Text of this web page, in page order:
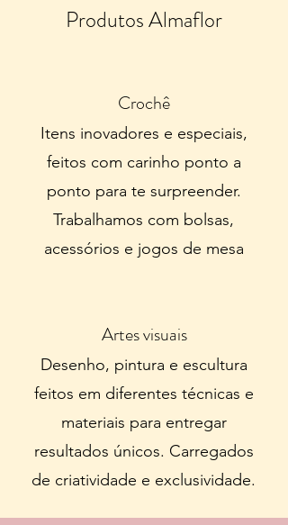
Produtos Almaflor
Crochê
Itens inovadores e especiais,
feitos com carinho ponto a
ponto para te surpreender.
Trabalhamos com bolsas,
acessórios e jogos de mesa
Artes visuais
Desenho, pintura e escultura
feitos em diferentes técnicas e
materiais para entregar
resultados únicos. Carregados
de criatividade e exclusividade.